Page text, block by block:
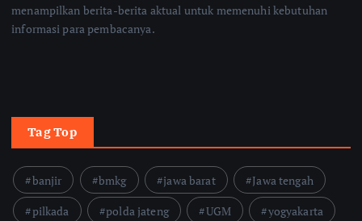
menampilkan berita-berita aktual untuk memenuhi kebutuhan
informasi para pembacanya.
Tag Top
banjir bmkg jawa barat
Jawa tengah
pilkada
polda jateng UGM yogyakarta